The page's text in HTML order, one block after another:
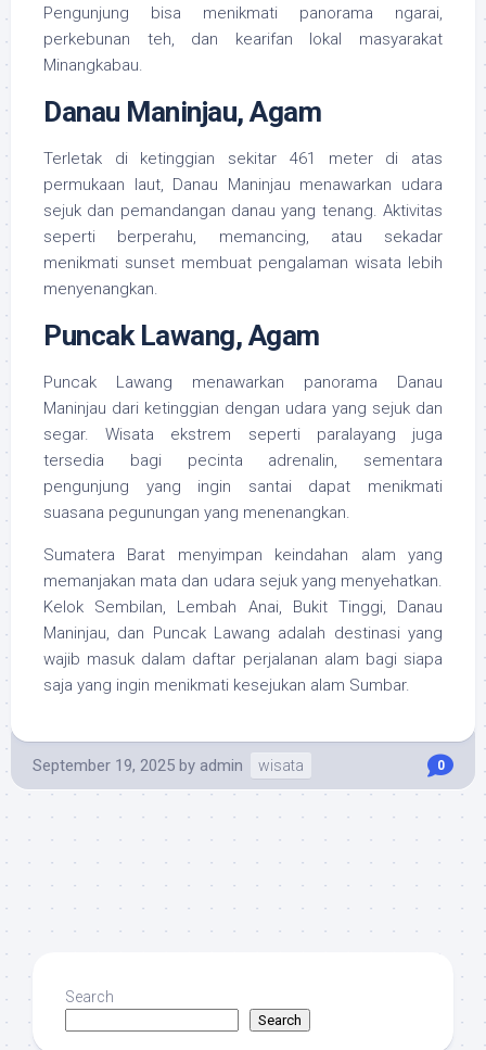
Pengunjung bisa menikmati panorama ngarai,
perkebunan teh, dan kearifan lokal masyarakat
Minangkabau.
Danau Maninjau, Agam
Terletak di ketinggian sekitar 461 meter di atas
permukaan laut, Danau Maninjau menawarkan udara
sejuk dan pemandangan danau yang tenang. Aktivitas
seperti berperahu, memancing, atau sekadar
menikmati sunset membuat pengalaman wisata lebih
menyenangkan.
Puncak Lawang, Agam
Puncak Lawang menawarkan panorama Danau
Maninjau dari ketinggian dengan udara yang sejuk dan
segar. Wisata ekstrem seperti paralayang juga
tersedia bagi pecinta adrenalin, sementara
pengunjung yang ingin santai dapat menikmati
suasana pegunungan yang menenangkan.
Sumatera Barat menyimpan keindahan alam yang
memanjakan mata dan udara sejuk yang menyehatkan.
Kelok Sembilan, Lembah Anai, Bukit Tinggi, Danau
Maninjau, dan Puncak Lawang adalah destinasi yang
wajib masuk dalam daftar perjalanan alam bagi siapa
saja yang ingin menikmati kesejukan alam Sumbar.
September 19, 2025 by admin wisata 0
Search
Search